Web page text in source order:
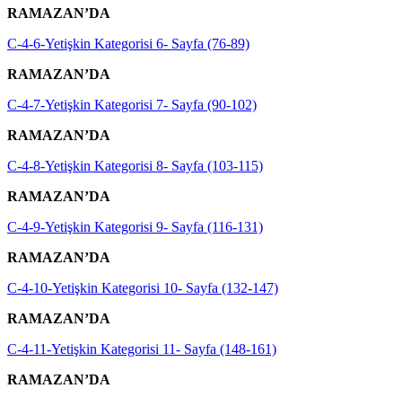
RAMAZAN’DA
C-4-6-Yetişkin Kategorisi 6- Sayfa (76-89)
RAMAZAN’DA
C-4-7-Yetişkin Kategorisi 7- Sayfa (90-102)
RAMAZAN’DA
C-4-8-Yetişkin Kategorisi 8- Sayfa (103-115)
RAMAZAN’DA
C-4-9-Yetişkin Kategorisi 9- Sayfa (116-131)
RAMAZAN’DA
C-4-10-Yetişkin Kategorisi 10- Sayfa (132-147)
RAMAZAN’DA
C-4-11-Yetişkin Kategorisi 11- Sayfa (148-161)
RAMAZAN’DA